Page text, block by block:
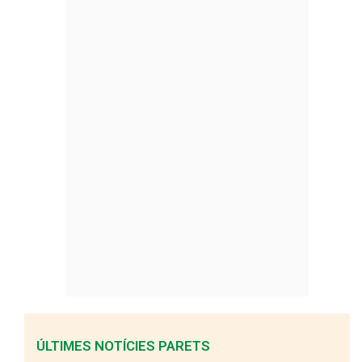
ÚLTIMES NOTÍCIES PARETS